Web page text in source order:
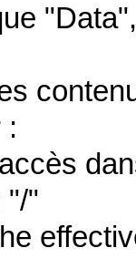
:
"/"